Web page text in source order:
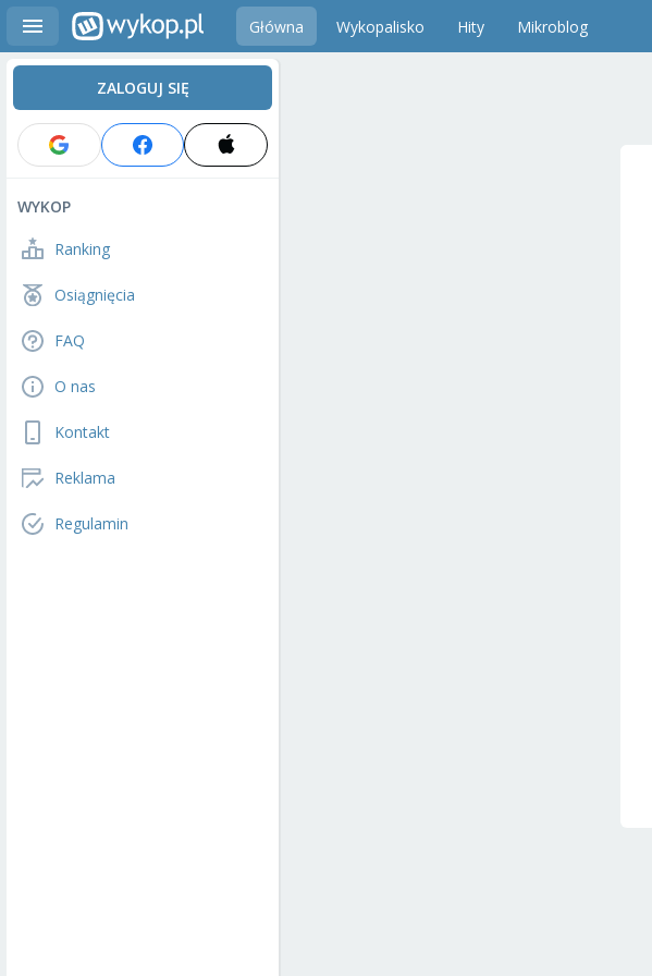
Główna Wykopalisko Hity Mikroblog
ZALOGUJ SIĘ
WYKOP
Ranking
Osiągnięcia
FAQ
O nas
Kontakt
Reklama
Regulamin